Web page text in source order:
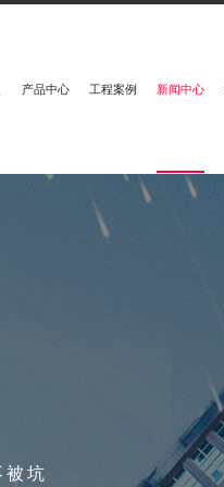
产品中心 工程案例 新闻中心
坑